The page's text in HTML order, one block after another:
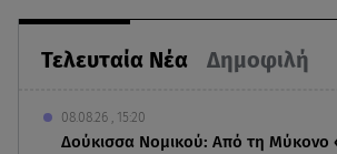
Τελευταία Νέα Δημοφιλή
08.08.26 , 15:20
Δούκισσα Νομικού: Από τη Μύκονο